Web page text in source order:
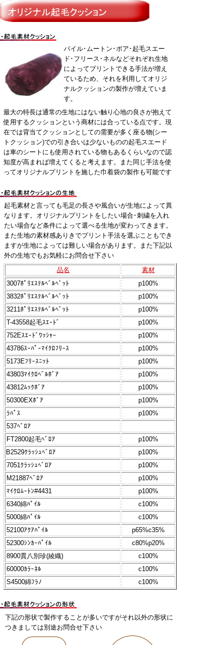
パイル･ムートン･ボア･起毛スエー
ド･フリース･ネルなどそれぞれ生地
によってプリントできる手法が増え
ているため、それを利用してオリジ
ナルクッションの製作が増えていま
す。
最大の特長は通常の生地にはない触り心地の良さが抱えて
使用するクッションという商材には合っている点です。現
在では背当てクッションとしての需要が多く座る物(シー
トクッション)での引き合いは少ないものの起毛スエード
は車のシートにも使用されている物もあるくらいなので認
知度が高まれば増えてくると考えます。また同じ手法を使
ってオリジナルプリントを施した巾着袋の製作も可能です
起毛素材と言っても毛足の長さや風合いが生地によって異
なります。オリジナルプリントをしたい場合･刺繍を入れ
たい場合など条件によって選べる生地が変わってきます。
また生地の素材感ありきでプリント手法を選ぶこともでき
ますが生地によっては難しい場合があります。また下記以
外の生地でもお気軽にお問合せ下さい
品名
素材
3007ﾎﾟﾘｴｽﾃﾙﾍﾞﾙﾍﾞｯﾄ
p100%
3832ﾎﾟﾘｴｽﾃﾙﾍﾞﾙﾍﾞｯﾄ
p100%
3211ﾎﾟﾘｴｽﾃﾙﾍﾞﾙﾍﾞｯﾄ
p100%
T-43558起毛ｽｴｰﾄﾞ
p100%
752Eｽｴｰﾄﾞﾜｯｼｬｰ
p100%
43786ｽｰﾊﾟｰﾏｲｸﾛﾌﾘｰｽ
p100%
5173Eﾌﾘｰｽﾆｯﾄ
p100%
43803ﾏｲｸﾛﾍﾞﾙﾎﾞｱ
p100%
43812ﾑｯｸﾎﾞｱ
p100%
50300EXﾎﾞｱ
p100%
ﾗﾊﾟｽ
p100%
537ﾍﾞﾛｱ
FT2800起毛ﾍﾞﾛｱ
p100%
B2529ｸﾗｯｼｭﾍﾞﾛｱ
p100%
7051ｸﾗｯｼｭﾍﾞﾛｱ
p100%
M21887ﾍﾞﾛｱ
p100%
ﾏｲｸﾛﾑｰﾄﾝ#4431
p100%
6340綿ﾊﾟｲﾙ
c100%
5000綿ﾊﾟｲﾙ
c100%
52100ｱｸｱﾊﾟｲﾙ
p65%c35%
52300ｼﾝｶｰﾊﾟｲﾙ
c80%p20%
8900貫八別珍(綾織)
c100%
60000ｶﾗｰﾈﾙ
c100%
S4500綿ﾌﾗﾉ
c100%
下記の形状で製作することが多いですがそれ以外の形状に
つきましては別途お問合せ下さい